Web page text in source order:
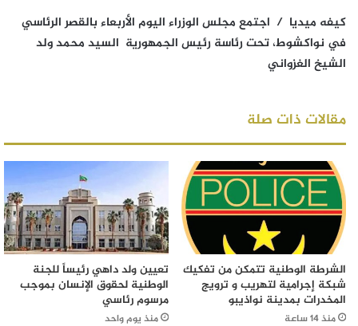
كيفه ميديا / اجتمع مجلس الوزراء اليوم الأربعاء بالقصر الرئاسي
في نواكشوط، تحت رئاسة رئيس الجمهورية السيد محمد ولد
الشيخ الغزواني
مقالات ذات صلة
الشرطة الوطنية تتمكن من تفكيك
شبكة إجرامية لتهريب و ترويج
المخدرات بمدينة نواذيبو
منذ 14 ساعة
تعيين ولد داهي رئيساً للجنة
الوطنية لحقوق الإنسان بموجب
مرسوم رئاسي
منذ يوم واحد